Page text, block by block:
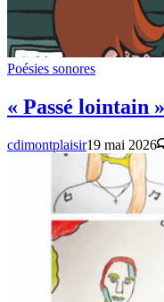
Poésies sonores
« Passé lointain
cdimontplaisir19 mai 2026